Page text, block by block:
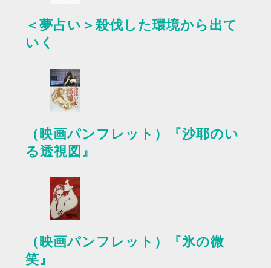
＜夢占い＞殺伐した環境から出て
いく
（映画パンフレット）『沙耶のい
る透視図』
（映画パンフレット）『氷の微
笑』